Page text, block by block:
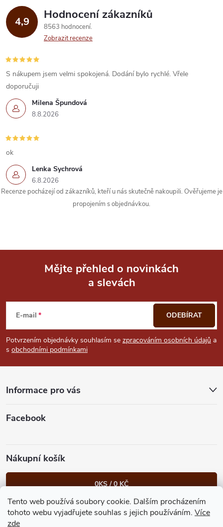
Tento web používá soubory cookie. Dalším procházením
tohoto webu vyjadřujete souhlas s jejich používáním. Více
zde
í
p
r
v
k
y
v
ý
p
i
v
á
n
4,9 Hodnocení zákazníků
8563 hodnocení
Zobrazit recenze
Milena Špundová
8.8.2026
S nákupem jsem velmi spokojená. Dodání bylo rychlé. Vřele
doporučuji
Lenka Sychrová
6.8.2026
ok
Recenze pocházejí od zákazníků, kteří u nás skutečně nakoupili. Ověřujeme je
propojením s objednávkou.
p
a
Mějte přehled o novinkách
a slevách
E-mail
Potvrzením objednávky souhlasím se zpracováním osobních údajů a
s obchodními podmínkami
ODEBÍRAT
Informace pro vás
Facebook
Nákupní košík
0KS /0 KČ
Heureka.cz Facebook Instagram Bonvolo - přidej se taky